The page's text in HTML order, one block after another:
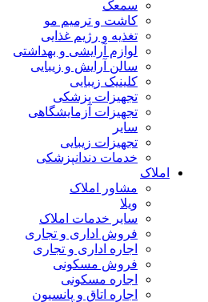
سمعک
کاشت و ترمیم مو
تغذیه و رژیم غذایی
لوازم آرایشی و بهداشتی
سالن آرایش و زیبایی
کلینیک زیبایی
تجهیزات پزشکی
تجهیزات آزمایشگاهی
سایر
تجهیزات زیبایی
خدمات دندانپزشکی
املاک
مشاور املاک
ویلا
سایر خدمات املاک
فروش اداری و تجاری
اجاره اداری و تجاری
فروش مسکونی
اجاره مسکونی
اجاره اتاق و پانسیون